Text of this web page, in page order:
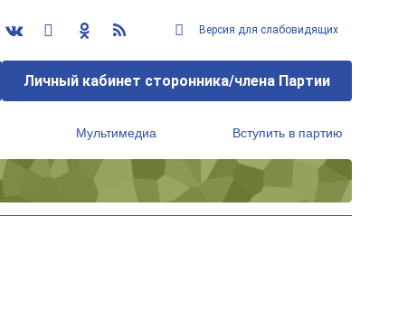
Версия для слабовидящих
Личный кабинет сторонника/члена Партии
Мультимедиа Вступить в партию